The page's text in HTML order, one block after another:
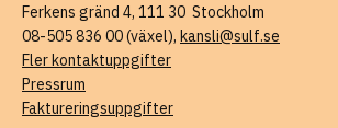
Ferkens gränd 4, 111 30 Stockholm
08-505 836 00 (växel), kansli@sulf.se
Fler kontaktuppgifter
Pressrum
Faktureringsuppgifter